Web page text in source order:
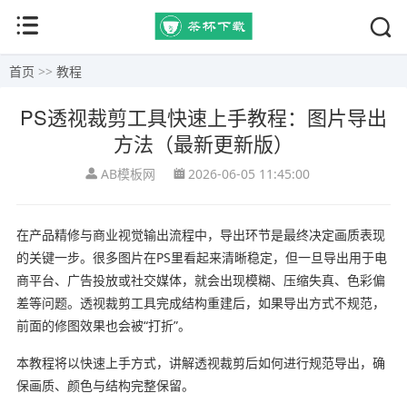
首页 >> 教程
PS透视裁剪工具快速上手教程：图片导出
方法（最新更新版）
AB模板网 2026-06-05 11:45:00
在产品精修与商业视觉输出流程中，导出环节是最终决定画质表现
的关键一步。很多图片在PS里看起来清晰稳定，但一旦导出用于电
商平台、广告投放或社交媒体，就会出现模糊、压缩失真、色彩偏
差等问题。透视裁剪工具完成结构重建后，如果导出方式不规范，
前面的修图效果也会被“打折”。
本教程将以快速上手方式，讲解透视裁剪后如何进行规范导出，确
保画质、颜色与结构完整保留。